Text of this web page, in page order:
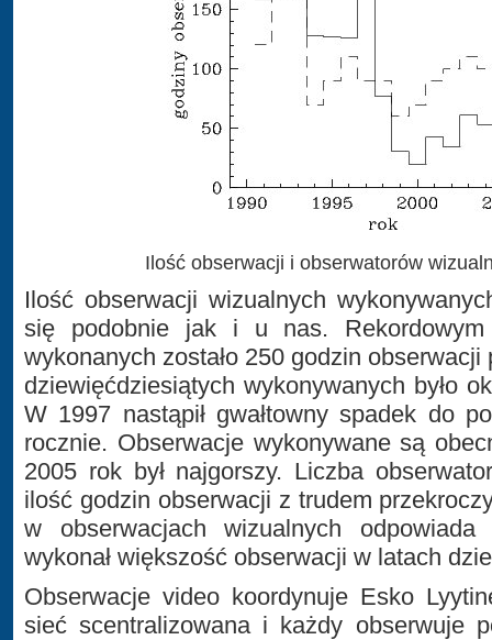
Ilość obserwacji i obserwatorów
Ilość obserwacji wizualnych
się podobnie jak i u nas.
wykonanych zostało 250 godzin
dziewięćdziesiątych wykonywanych było
W 1997 nastąpił gwałtowny spadek do
rocznie. Obserwacje wykonywane są
2005 rok był najgorszy. Liczba
ilość godzin obserwacji z trudem
w obserwacjach wizualnych
wykonał większość obserwacji w latach
Obserwacje video koordynuje Esko
sieć scentralizowana i każdy obserwuje